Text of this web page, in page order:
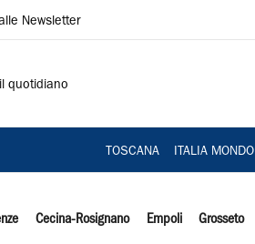
Newsletter
quotidiano
TOSCANA ITALIA MONDO
Cecina-Rosignano Empoli Grosseto